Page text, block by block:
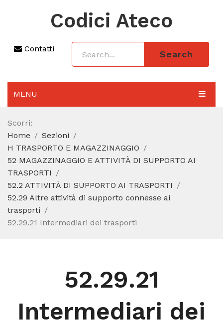
Codici Ateco
Contatti
Search
MENU
AGGIORNAMENTO 2025
SEZIONI
CODICE ATECO A COSA SERVE
REGIME FORFETTARIO
CODICE FISCALE
Scorri:
Home
Sezioni
H TRASPORTO E MAGAZZINAGGIO
52 MAGAZZINAGGIO E ATTIVITÀ DI SUPPORTO AI
TRASPORTI
52.2 ATTIVITÀ DI SUPPORTO AI TRASPORTI
52.29 Altre attività di supporto connesse ai
trasporti
52.29.21 Intermediari dei trasporti
52.29.21
Intermediari dei